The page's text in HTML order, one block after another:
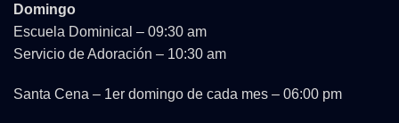
Domingo
Escuela Dominical – 09:30 am
Servicio de Adoración – 10:30 am
Santa Cena – 1er domingo de cada mes – 06:00 pm